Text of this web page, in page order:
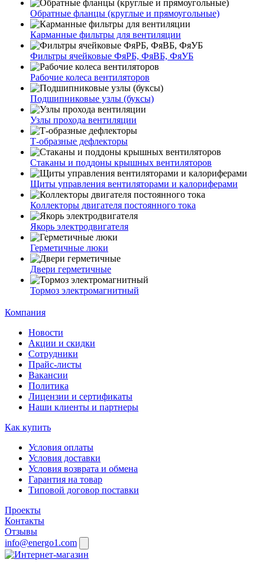
Обратные фланцы (круглые и прямоугольные)
Карманные фильтры для вентиляции
Фильтры ячейковые ФяРБ, ФяВБ, ФяУБ
Рабочие колеса вентиляторов
Подшипниковые узлы (буксы)
Узлы прохода вентиляции
Т-образные дефлекторы
Стаканы и поддоны крышных вентиляторов
Щиты управления вентиляторами и калориферами
Коллекторы двигателя постоянного тока
Якорь электродвигателя
Герметичные люки
Двери герметичные
Тормоз электромагнитный
Компания
Новости
Акции и скидки
Сотрудники
Прайс-листы
Вакансии
Политика
Лицензии и сертификаты
Наши клиенты и партнеры
Как купить
Условия оплаты
Условия доставки
Условия возврата и обмена
Гарантия на товар
Типовой договор поставки
Проекты
Контакты
Отзывы
info@energo1.com